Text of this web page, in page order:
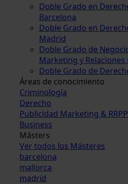
Doble Grado en
Barcelona
Doble Grado en
Madrid
Doble Grado de
Marketing y
Doble Grado de
Áreas de conocimiento
Criminología
Derecho
Publicidad Marketing & RRPP
Business
Másters
Ver todos los Másteres
barcelona
mallorca
madrid